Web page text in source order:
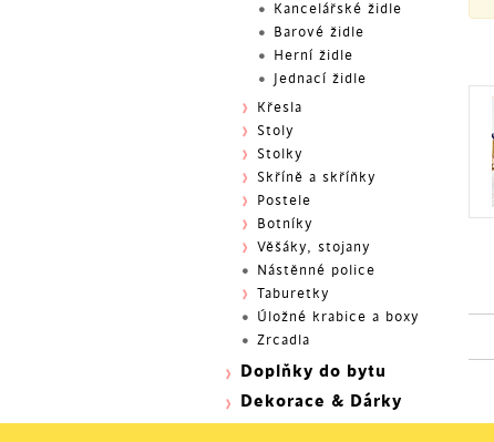
Kancelářské židle
Barové židle
Herní židle
Jednací židle
Křesla
Stoly
Stolky
Skříně a skříňky
Postele
Botníky
Věšáky, stojany
Nástěnné police
Taburetky
Úložné krabice a boxy
Zrcadla
Doplňky do bytu
Dekorace & Dárky